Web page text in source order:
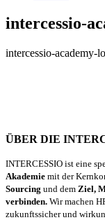
intercessio-
intercessio-academy-
ÜBER DIE
INTERCESSIO ist eine
Akademie mit der
Sourcing und dem Ziel,
verbinden. Wir machen
zukunftssicher und